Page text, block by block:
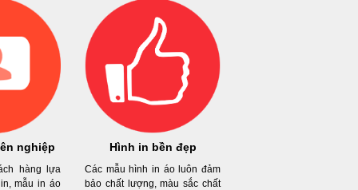
nghiệp
hàng lựa
mẫu in áo
Hình in bền đẹp
Các mẫu hình in áo luôn đảm
bảo chất lượng, màu sắc chất